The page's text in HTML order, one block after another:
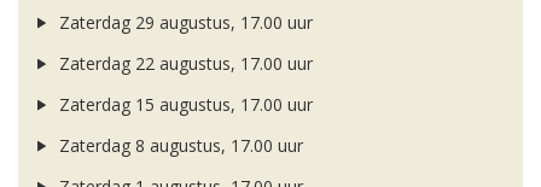
Zaterdag 29 augustus, 17.00 uur
Zaterdag 22 augustus, 17.00 uur
Zaterdag 15 augustus, 17.00 uur
Zaterdag 8 augustus, 17.00 uur